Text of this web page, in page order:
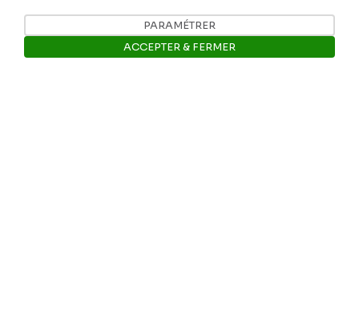
Nos coordonnées
PARAMÉTRER
ACCEPTER & FERMER